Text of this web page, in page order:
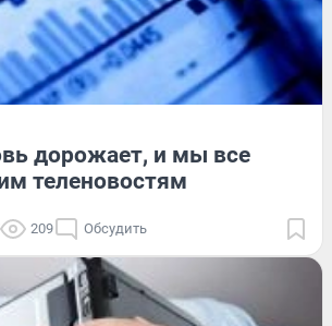
дорожает, и мы все
теленовостям
209 Обсудить